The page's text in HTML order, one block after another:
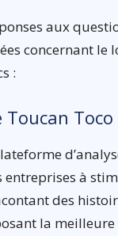
aux
concernant le
:
Toucan Toco
entreprises à
des
la